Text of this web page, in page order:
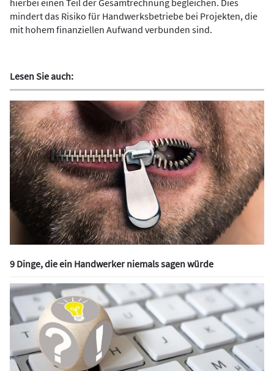
mindert das Risiko für Handwerksbetriebe bei Projekten, die
mit hohem finanziellen Aufwand verbunden sind.
Lesen Sie auch:
9 Dinge, die ein Handwerker niemals sagen würde